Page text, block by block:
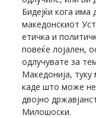
Бидејќи кога има
македонскиот
етичка и
повеќе лојален,
одлучувате за
Македонија,
каде што може
двојно
Милошоски.